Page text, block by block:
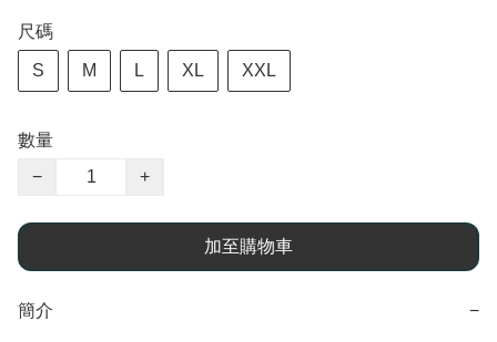
尺碼
S M L XL XXL
數量
−
+
加至購物車
簡介 −